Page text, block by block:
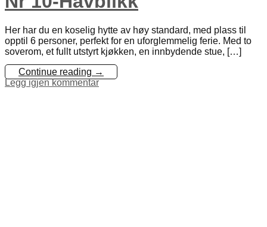
Her har du en koselig hytte av høy standard, med plass til
opptil 6 personer, perfekt for en uforglemmelig ferie. Med to
soverom, et fullt utstyrt kjøkken, en innbydende stue, […]
Continue reading →
Legg igjen kommentar